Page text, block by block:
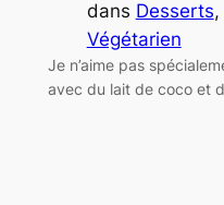
dans Desserts,
Végétarien
Je n’aime pas
avec du lait de coco et